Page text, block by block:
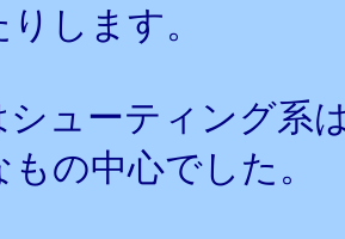
します。
シューティング系
の中心でした。